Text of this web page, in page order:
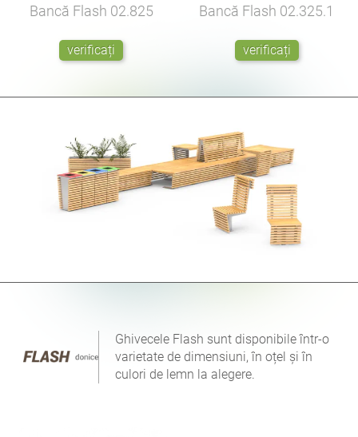
Bancă Flash 02.825
verificați
Bancă Flash 02.325.1
verificați
Ghivecele Flash sunt disponibile într-o
varietate de dimensiuni, în oțel și în
culori de lemn la alegere.